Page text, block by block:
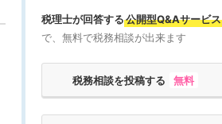
税理士が回答する公開型Q&Aサービス
で、無料で税務相談が出来ます
税務相談を投稿する 無料